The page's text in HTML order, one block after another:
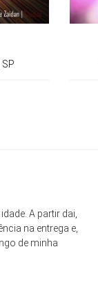
SP
A partir dai,
na entrega e,
de minha